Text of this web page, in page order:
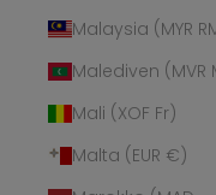
Malaysia (MYR
Malediven (MVR
Mali (XOF Fr)
Malta (EUR €)